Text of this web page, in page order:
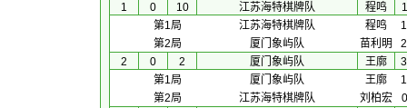
1 0 10 江苏海特棋牌队 程鸣
第1局
江苏海特棋牌队 程鸣
第2局
厦门象屿队 苗利明
2
0 2 厦门象屿队 王廓
第1局
厦门象屿队 王廓
第2局
江苏海特棋牌队 刘柏宏